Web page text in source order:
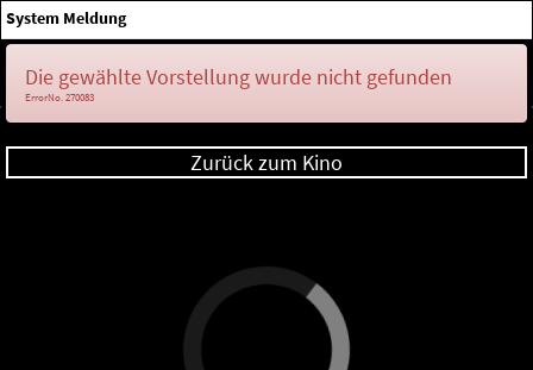
System Meldung
Die gewählte Vorstellung wurde nicht gefunden
ErrorNo. 270083
Zurück zum Kino